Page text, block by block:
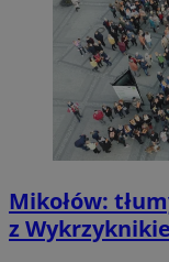
Mikołów:
z